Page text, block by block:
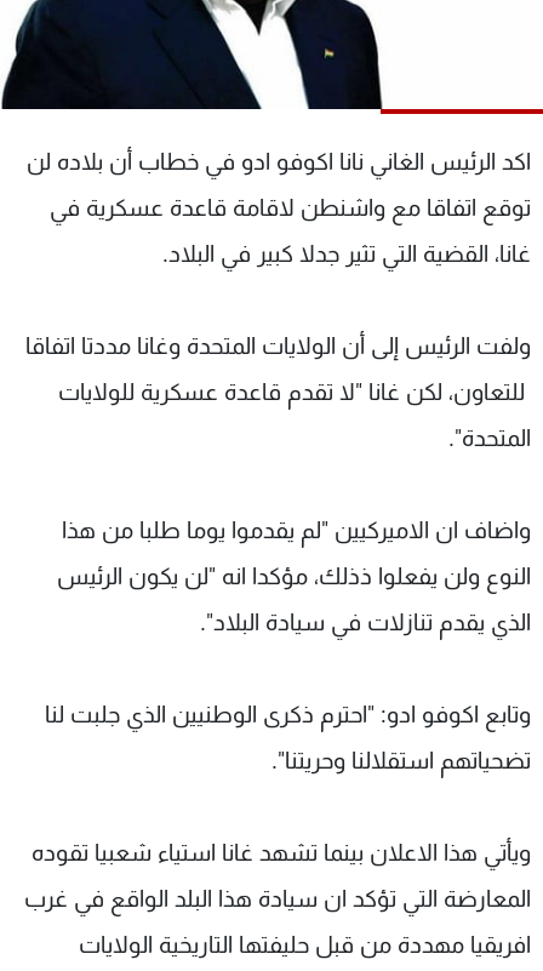
اكد الرئيس الغاني نانا اكوفو ادو في خطاب أن بلاده لن
توقع اتفاقا مع واشنطن لاقامة قاعدة عسكرية في
غانا، القضية التي تثير جدلا كبير في البلاد.
ولفت الرئيس إلى أن الولايات المتحدة وغانا مددتا اتفاقا
للتعاون، لكن غانا "لا تقدم قاعدة عسكرية للولايات
المتحدة".
واضاف ان الاميركيين "لم يقدموا يوما طلبا من هذا
النوع ولن يفعلوا ذذلك، مؤكدا انه "لن يكون الرئيس
الذي يقدم تنازلات في سيادة البلاد".
وتابع اكوفو ادو: "احترم ذكرى الوطنيين الذي جلبت لنا
تضحياتهم استقلالنا وحريتنا".
ويأتي هذا الاعلان بينما تشهد غانا استياء شعبيا تقوده
المعارضة التي تؤكد ان سيادة هذا البلد الواقع في غرب
افريقيا مهددة من قبل حليفتها التاريخية الولايات
جدول البرامج
شاهد البرامج
عن MTV
وظائف
سياسة الخصوصية